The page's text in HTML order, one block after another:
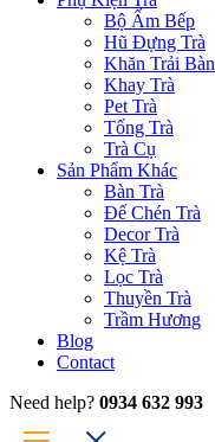
Bộ Ấm Bếp
Hũ Đựng Trà
Khăn Trải Bàn
Khay Trà
Pet Trà
Tống Trà
Trà Cụ
Sản Phẩm Khác
Bàn Trà
Đế Chén Trà
Decor Trà
Kệ Trà
Lọc Trà
Thuyền Trà
Trầm Hương
Blog
Contact
Need help? 0934 632 993